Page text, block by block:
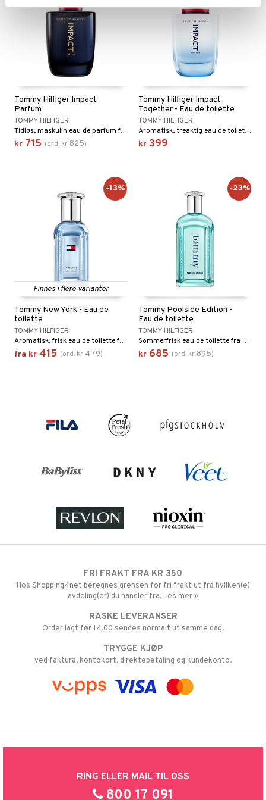
Tommy Hilfiger Impact
Parfum
TOMMY HILFIGER
Tidløs, maskulin eau de parfum fra Tommy Hilfiger
kr 715 (ord. kr 825)
Tommy Hilfiger Impact
Together - Eau de toilette
TOMMY HILFIGER
Aromatisk, treaktig eau de toilette fra Tommy Hilfiger.
kr 399
Finnes i flere varianter
Tommy New York - Eau de
toilette
TOMMY HILFIGER
Aromatisk, frisk eau de toilette fra Tommy Hilfiger
fra kr 415 (ord. kr 479)
-13%
Tommy Poolside Edition -
Eau de toilette
TOMMY HILFIGER
Sommerfrisk eau de toilette fra Tommy Hilfiger
kr 685 (ord. kr 895)
-23%
FRI FRAKT FRA KR 350
Hos Shopping4net beregnes grensen for fri frakt ut fra hvilken(e)
avdeling(er) du handler fra. Les mer »
RASKE LEVERANSER
Order lagt før 14.00 sendes normalt ut samme dag.
TRYGGE KJØP
ved faktura, kontokort, direktebetaling og kundekonto.
RING ELLER MAIL TIL OSS
800 17 091